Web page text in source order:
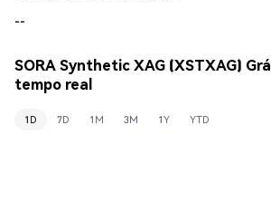
--
SORA Synthetic XAG (XSTXAG)
tempo real
1D 7D 1M 3M 1Y YTD